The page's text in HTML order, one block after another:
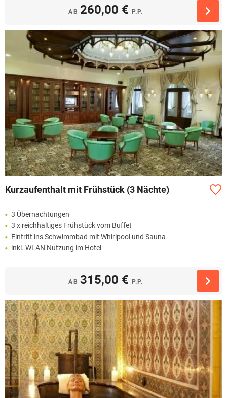
AB 260,00 € P.P.
Kurzaufenthalt mit Frühstück (3 Nächte)
3 Übernachtungen
3 x reichhaltiges Frühstück vom Buffet
Eintritt ins Schwimmbad mit Whirlpool und Sauna
inkl. WLAN Nutzung im Hotel
AB 315,00 € P.P.